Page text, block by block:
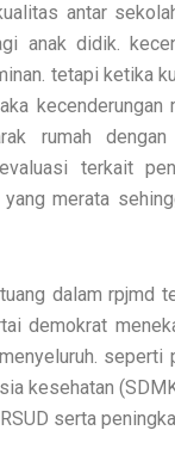
antar
anak didik.
tetapi ketika
rumah
terkait
merata
dalam rpjmd
demokrat
seperti
kesehatan
serta